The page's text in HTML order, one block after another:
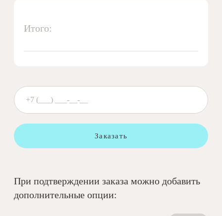
Итого:
Заказать
При подтверждении заказа можно добавить
дополнительные опции: